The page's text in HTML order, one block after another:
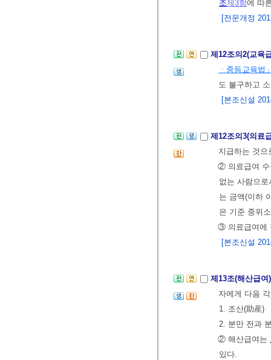
조제3항에 따
[전문개정
제12조의2(교육
ㆍ중등교육법
도 불구하고
[본조신설
제12조의3(의료
지급하는 것으
② 의료급여 수
없는 사람으
는 금액(이하
은 기준 중위
③ 의료급여에
[본조신설
제13조(해산급
자에게 다음
1. 조산(助産)
2. 분만 전과
② 해산급여는
있다.